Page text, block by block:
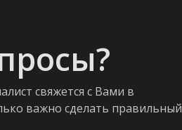
свяжется с Вами в
важно сделать правильный